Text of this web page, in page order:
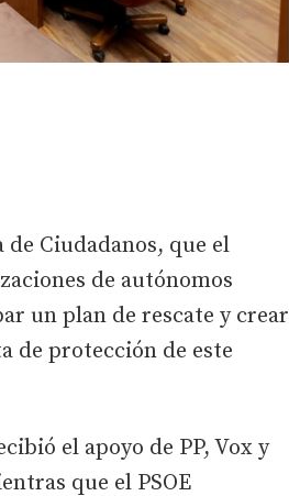
Ciudadanos, que el
de autónomos
un plan de rescate y crear
de protección de este
el apoyo de PP, Vox y
que el PSOE